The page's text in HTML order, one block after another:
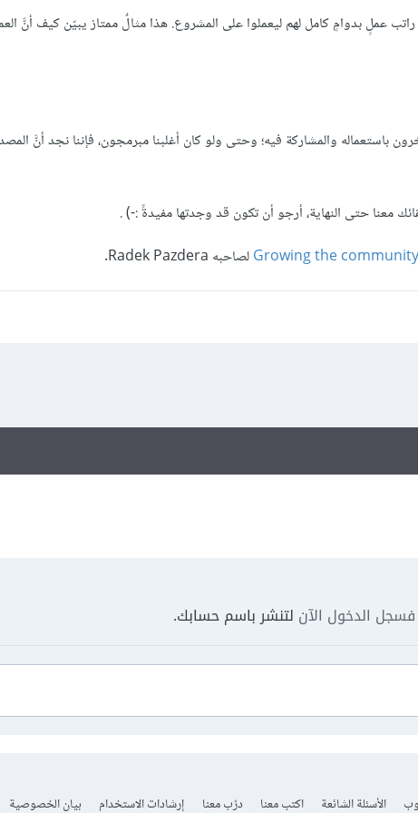
عملٍ بدوامٍ كامل لهم ليعملوا على المشروع. هذا مثالٌ ممتاز يبيّن كيف أنَّ
باستعماله والمشاركة فيه؛ وحتى ولو كان أغلبنا مبرمجون، فإننا نجد أنَّ
معنا حتى النهاية، أرجو أن تكون قد وجدتها مفيدةً :-) .
Growing theلصاحبه Radek Pazdera.
فسجل الدخول الآن لتنشر باسم حسابك.
الأسئلة الشائعة اكتب معنا درّب معنا إرشادات الاستخدام بيان الخصوصية